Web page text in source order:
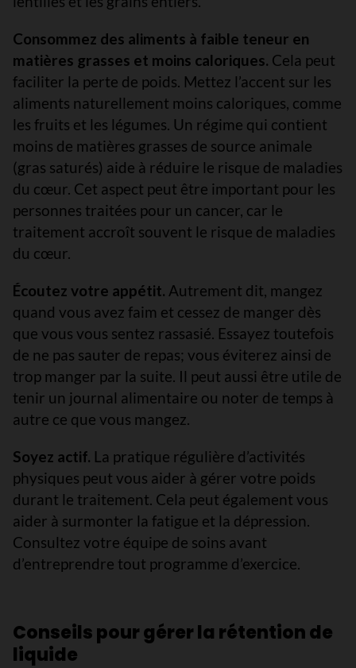
Consommez des aliments à faible teneur en
matières grasses et moins caloriques. Cela peut
faciliter la perte de poids. Mettez l’accent sur les
aliments naturellement moins caloriques, comme
les fruits et les légumes. Un régime qui contient
moins de matières grasses de source animale
(gras saturés) aide à réduire le risque de maladies
du cœur. Cet aspect peut être important pour les
personnes traitées pour un cancer, car le
traitement accroît souvent le risque de maladies
du cœur.
Écoutez votre appétit. Autrement dit, mangez
quand vous avez faim et cessez de manger dès
que vous vous sentez rassasié. Essayez toutefois
de ne pas sauter de repas; vous éviterez ainsi de
trop manger par la suite. Il peut aussi être utile de
tenir un journal alimentaire ou noter de temps à
autre ce que vous mangez.
Soyez actif. La pratique régulière d’activités
physiques peut vous aider à gérer votre poids
durant le traitement. Cela peut également vous
aider à surmonter la fatigue et la dépression.
Consultez votre équipe de soins avant
d’entreprendre tout programme d’exercice.
Conseils pour gérer la rétention de
liquide